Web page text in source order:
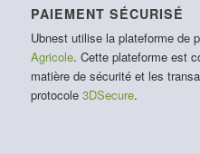
PAIEMENT SÉCURISÉ
Ubnest utilise la plateforme de
Agricole. Cette plateforme est
matière de sécurité et les
protocole 3DSecure.